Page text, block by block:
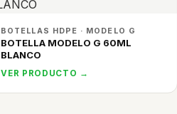
BOTELLAS HDPE · MODELO G
BOTELLA MODELO G 60ML
BLANCO
VER PRODUCTO →